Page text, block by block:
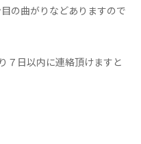
の曲がりなどありますので
７日以内に連絡頂けますと